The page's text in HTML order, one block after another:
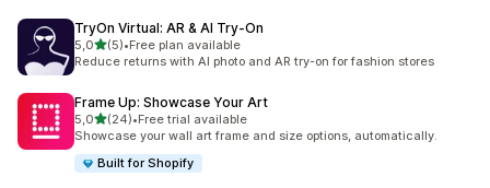
TryOn Virtual: AR & AI Try‑On
5,0de 5 estrelas
(5)
5 total de avaliações
•Free plan available
Reduce returns with AI photo and AR try-on for fashion stores
Frame Up: Showcase Your Art
5,0de 5 estrelas
(24)
24 total de avaliações
•Free trial available
Showcase your wall art frame and size options, automatically.
Built for Shopify